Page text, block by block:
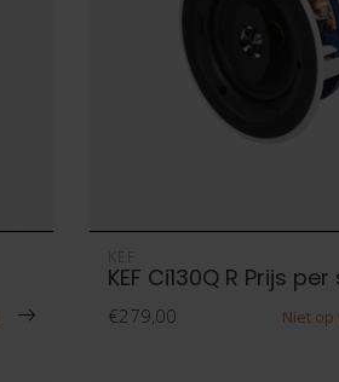
KEF
KEF Ci130Q R Prijs
€279,00 Niet